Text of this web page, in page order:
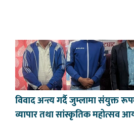
विवाद अन्त्य गर्दै जुम्लामा संयुक्त
व्यापार तथा सांस्कृतिक महोत्सव